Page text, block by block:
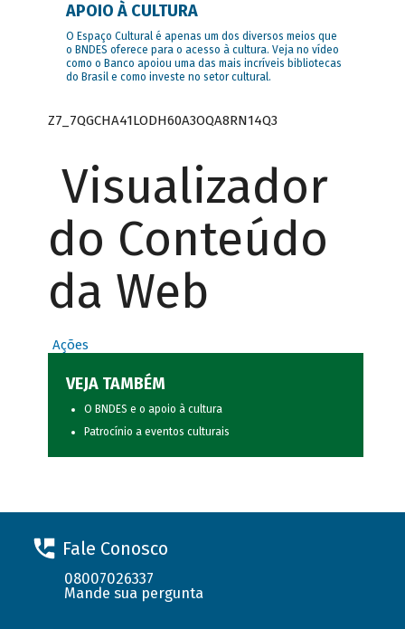
APOIO À CULTURA
O Espaço Cultural é apenas um dos diversos meios que
o BNDES oferece para o acesso à cultura. Veja no vídeo
como o Banco apoiou uma das mais incríveis bibliotecas
do Brasil e como investe no setor cultural.
Z7_7QGCHA41LODH60A3OQA8RN14Q3
Visualizador
do Conteúdo
da Web
Ações
VEJA TAMBÉM
O BNDES e o apoio à cultura
Patrocínio a eventos culturais
Fale Conosco
08007026337
Mande sua pergunta